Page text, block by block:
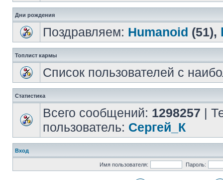
Дни рождения
Поздравляем: Humanoid (51),
Топлист кармы
Список пользователей с
Статистика
Всего сообщений: 1298257 |
пользователь: Сергей_К
Вход
Имя пользователя: Пароль: